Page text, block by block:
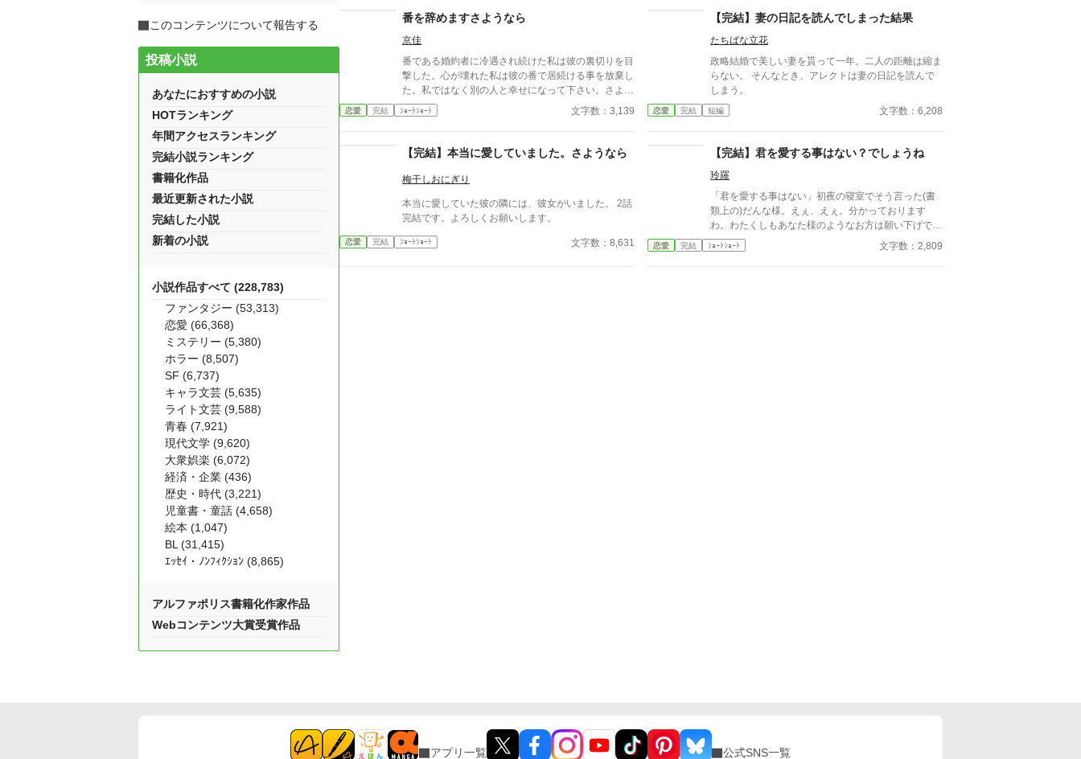
時、そして今。三度もの痛手に私の心は耐えられませ
んでした。
番を辞めますさようなら
京佳
番である婚約者に冷遇され続けた私は彼の裏切りを目
撃した。心が壊れた私は彼の番で居続ける事を放棄し
た。私ではなく別の人と幸せになって下さい。さよう
なら… 愛されなかった番。後悔ざまぁ。すれ違いエ
ンド。ゆるゆる設定。 ※沢山のお気に入り＆いいね
恋愛 完結 ｼｮｰﾄｼｮｰﾄ 文字数：3,139
【完結】妻の日記を読んでしまった結果
たちばな立花
政略結婚で美しい妻を貰って一年。二人の距離は縮ま
らない。 そんなとき、アレクトは妻の日記を読んで
しまう。
恋愛 完結 短編 文字数：6,208
【完結】本当に愛していました。さようなら
梅干しおにぎり
本当に愛していた彼の隣には、彼女がいました。 2話
完結です。よろしくお願いします。
恋愛 完結 ｼｮｰﾄｼｮｰﾄ 文字数：8,631
【完結】君を愛する事はない？でしょうね
玲羅
「君を愛する事はない」初夜の寝室でそう言った(書
類上の)だんな様。えぇ、えぇ。分かっております
わ。わたくしもあなた様のようなお方は願い下げで
す。
恋愛 完結 ｼｮｰﾄｼｮｰﾄ 文字数：2,809
このコンテンツについて報告する
投稿小説
あなたにおすすめの小説
HOTランキング
年間アクセスランキング
完結小説ランキング
書籍化作品
最近更新された小説
完結した小説
新着の小説
小説作品すべて (228,783)
ファンタジー (53,313)
恋愛 (66,368)
ミステリー (5,380)
ホラー (8,507)
SF (6,737)
キャラ文芸 (5,635)
ライト文芸 (9,588)
青春 (7,921)
現代文学 (9,620)
大衆娯楽 (6,072)
経済・企業 (436)
歴史・時代 (3,221)
児童書・童話 (4,658)
絵本 (1,047)
BL (31,415)
ｴｯｾｲ・ﾉﾝﾌｨｸｼｮﾝ (8,865)
アルファポリス書籍化作家作品
Webコンテンツ大賞受賞作品
アプリ一覧 公式SNS一覧